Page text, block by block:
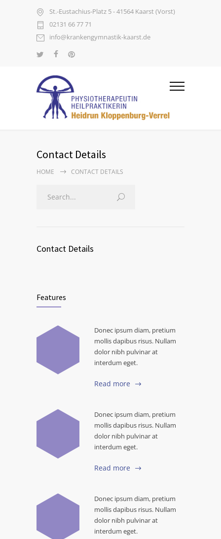
St.-Eustachius-Platz 5 - 41564 Kaarst (Vorst)
02131 66 77 71
info@krankengymnastik-kaarst.de
Contact Details
HOME CONTACT DETAILS
Contact Details
Features
Donec ipsum diam, pretium
mollis dapibus risus. Nullam
dolor nibh pulvinar at
interdum eget.
Read more
Donec ipsum diam, pretium
mollis dapibus risus. Nullam
dolor nibh pulvinar at
interdum eget.
Read more
Donec ipsum diam, pretium
mollis dapibus risus. Nullam
dolor nibh pulvinar at
interdum eget.